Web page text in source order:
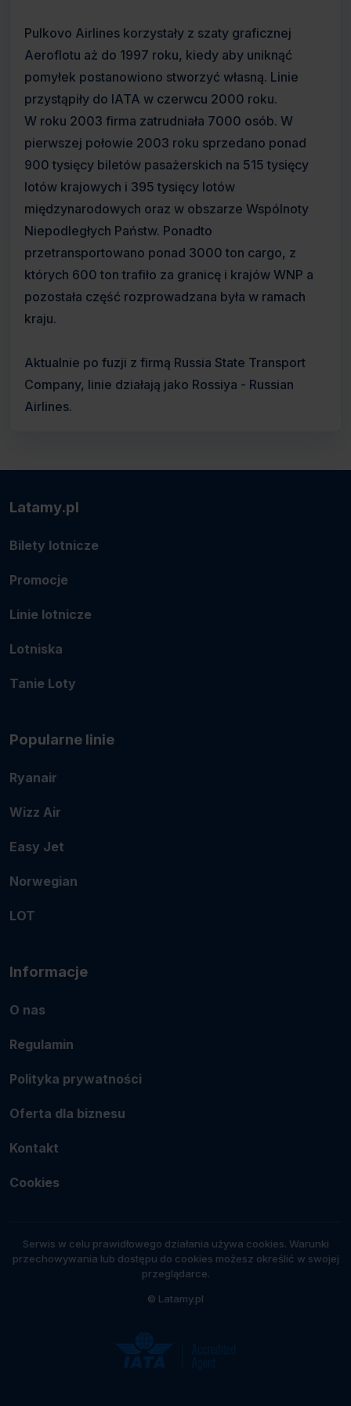
Pulkovo Airlines korzystały z szaty graficznej
Aeroflotu aż do 1997 roku, kiedy aby uniknąć
pomyłek postanowiono stworzyć własną. Linie
przystąpiły do IATA w czerwcu 2000 roku.
W roku 2003 firma zatrudniała 7000 osób. W
pierwszej połowie 2003 roku sprzedano ponad
900 tysięcy biletów pasażerskich na 515 tysięcy
lotów krajowych i 395 tysięcy lotów
międzynarodowych oraz w obszarze Wspólnoty
Niepodległych Państw. Ponadto
przetransportowano ponad 3000 ton cargo, z
których 600 ton trafiło za granicę i krajów WNP a
pozostała część rozprowadzana była w ramach
kraju.
Aktualnie po fuzji z firmą Russia State Transport
Company, linie działają jako Rossiya - Russian
Airlines.
Latamy.pl
Bilety lotnicze
Promocje
Linie lotnicze
Lotniska
Tanie Loty
Popularne linie
Ryanair
Wizz Air
Easy Jet
Norwegian
LOT
Informacje
O nas
Regulamin
Polityka prywatności
Oferta dla biznesu
Kontakt
Cookies
Serwis w celu prawidłowego działania używa cookies. Warunki
przechowywania lub dostępu do cookies możesz określić w swojej
przeglądarce.
© Latamy.pl